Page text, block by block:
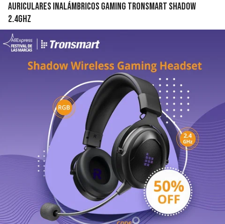
Auriculares inalámbricos gaming Tronsmart Shadow
2.4GHz